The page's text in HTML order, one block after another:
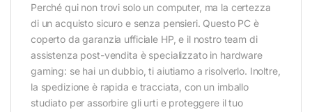
Perché qui non trovi solo un computer, ma la certezza
di un acquisto sicuro e senza pensieri. Questo PC è
coperto da garanzia ufficiale HP, e il nostro team di
assistenza post-vendita è specializzato in hardware
gaming: se hai un dubbio, ti aiutiamo a risolverlo. Inoltre,
la spedizione è rapida e tracciata, con un imballo
studiato per assorbire gli urti e proteggere il tuo